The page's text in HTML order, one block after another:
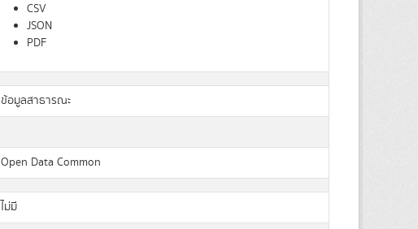
CSV
JSON
PDF
ข้อมูลสาธารณะ
Open Data Common
ไม่มี